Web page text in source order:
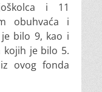
i 11
obuhvaća i
bilo 9, kao i
kojih je bilo 5.
ovog fonda